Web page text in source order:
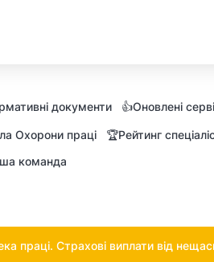
документи 👍Оновлені
Охорони праці
🏆Рейтинг
команда
праці. Страхові виплати від